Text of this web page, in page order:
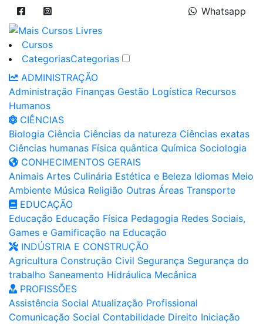
Whatsapp
Cursos
CategoriasCategorias
ADMINISTRAÇÃO
Administração Finanças Gestão Logística Recursos
Humanos
CIÊNCIAS
Biologia Ciência Ciências da natureza Ciências exatas
Ciências humanas Física quântica Química Sociologia
CONHECIMENTOS GERAIS
Animais Artes Culinária Estética e Beleza Idiomas Meio
Ambiente Música Religião Outras Áreas Transporte
EDUCAÇÃO
Educação Educação Física Pedagogia Redes Sociais,
Games e Gamificação na Educação
INDÚSTRIA E CONSTRUÇÃO
Agricultura Construção Civil Segurança Segurança do
trabalho Saneamento Hidráulica Mecânica
PROFISSÕES
Assistência Social Atualização Profissional
Comunicação Social Contabilidade Direito Iniciação